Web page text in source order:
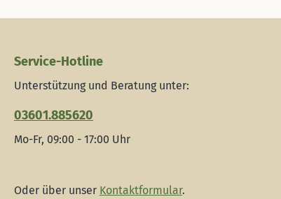
Service-Hotline
Unterstützung und Beratung unter:
03601.885620
Mo-Fr, 09:00 - 17:00 Uhr
Oder über unser Kontaktformular.